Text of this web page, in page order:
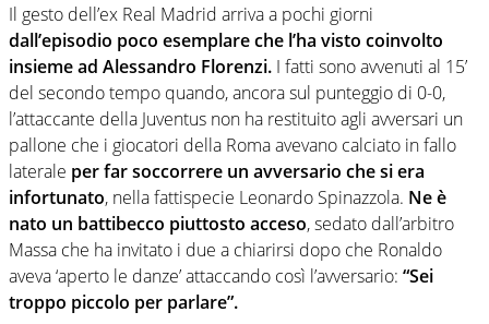
Il gesto dell’ex Real Madrid arriva a pochi giorni
dall’episodio poco esemplare che l’ha visto coinvolto
insieme ad Alessandro Florenzi. I fatti sono avvenuti al 15’
del secondo tempo quando, ancora sul punteggio di 0-0,
l’attaccante della Juventus non ha restituito agli avversari un
pallone che i giocatori della Roma avevano calciato in fallo
laterale per far soccorrere un avversario che si era
infortunato, nella fattispecie Leonardo Spinazzola. Ne è
nato un battibecco piuttosto acceso, sedato dall’arbitro
Massa che ha invitato i due a chiarirsi dopo che Ronaldo
aveva ‘aperto le danze’ attaccando così l’avversario: “Sei
troppo piccolo per parlare”.